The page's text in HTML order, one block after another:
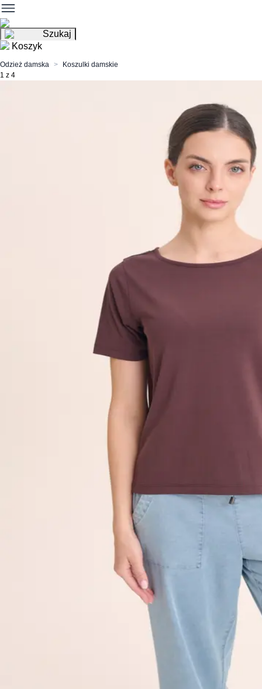
Szukaj
Koszyk
Odzież damska
Koszulki damskie
1 z 4